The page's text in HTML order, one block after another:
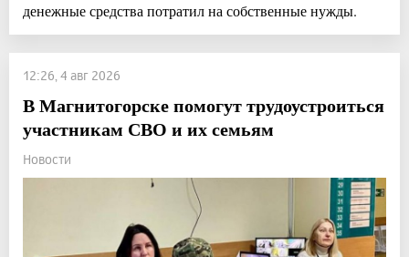
денежные средства потратил на собственные нужды.
12:26, 4 авг 2026
В Магнитогорске помогут трудоустроиться
участникам СВО и их семьям
Новости